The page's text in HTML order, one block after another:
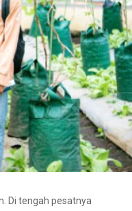
Di tengah pesatnya